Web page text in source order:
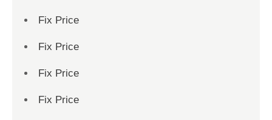
Fix Price
Fix Price
Fix Price
Fix Price